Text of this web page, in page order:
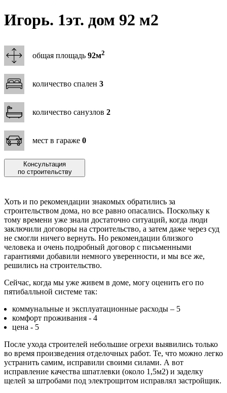
Игорь. 1эт. дом 92 м2
общая площадь 92м2
количество спален 3
количество санузлов 2
мест в гараже 0
Консультация
по строительству
Хоть и по рекомендации знакомых обратились за
строительством дома, но все равно опасались. Поскольку к
тому времени уже знали достаточно ситуаций, когда люди
заключили договоры на строительство, а затем даже через суд
не смогли ничего вернуть. Но рекомендации близкого
человека и очень подробный договор с письменными
гарантиями добавили немного уверенности, и мы все же,
решились на строительство.
Сейчас, когда мы уже живем в доме, могу оценить его по
пятибалльной системе так:
коммунальные и эксплуатационные расходы – 5
комфорт проживания - 4
цена - 5
После ухода строителей небольшие огрехи выявились только
во время произведения отделочных работ. Те, что можно легко
устранить самим, исправили своими силами. А вот
исправление качества шпатлевки (около 1,5м2) и заделку
щелей за штробами под электрощитом исправлял застройщик.